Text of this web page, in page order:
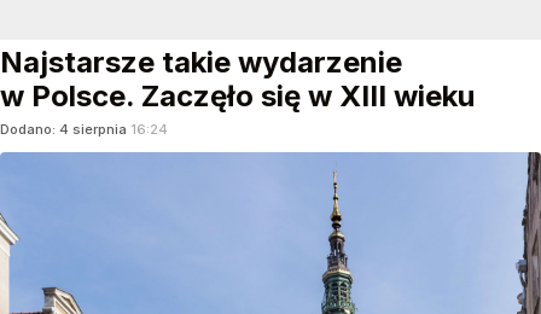
Najstarsze takie wydarzenie
w Polsce. Zaczęło się w XIII wieku
Dodano: 4 sierpnia 16:24